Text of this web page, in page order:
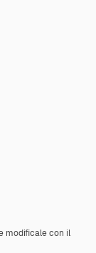
modificale con il